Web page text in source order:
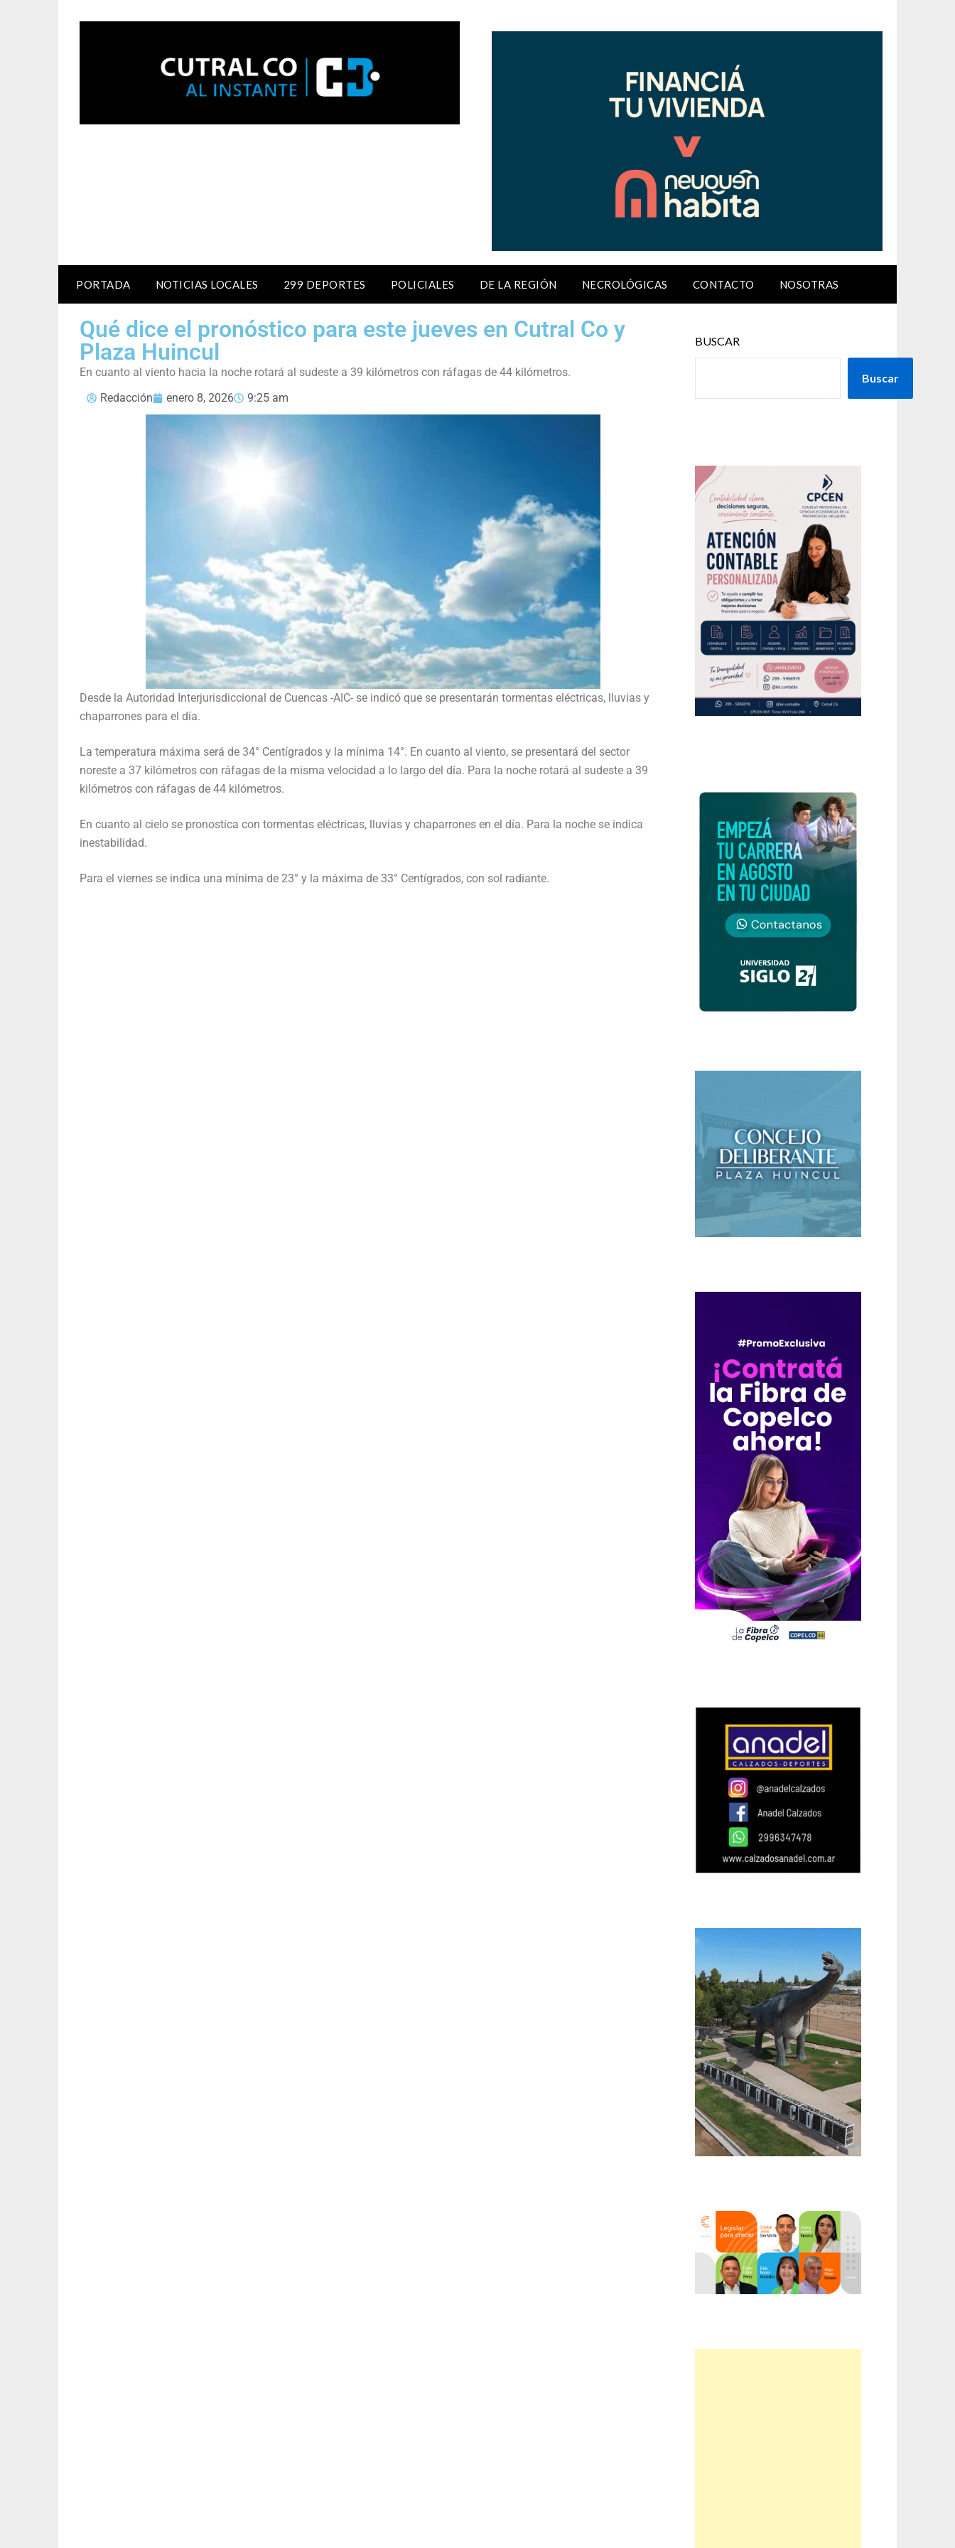
PORTADA NOTICIAS LOCALES 299 DEPORTES POLICIALES DE LA REGIÓN NECROLÓGICAS CONTACTO NOSOTRAS
Qué dice el pronóstico para este jueves en Cutral Co y
Plaza Huincul
En cuanto al viento hacia la noche rotará al sudeste a 39 kilómetros con ráfagas de 44 kilómetros.
Redacción
enero 8, 2026 9:25 am
Desde la Autoridad Interjurisdiccional de Cuencas -AIC- se indicó que se presentarán tormentas eléctricas, lluvias y
chaparrones para el día.
La temperatura máxima será de 34° Centígrados y la mínima 14°. En cuanto al viento, se presentará del sector
noreste a 37 kilómetros con ráfagas de la misma velocidad a lo largo del día. Para la noche rotará al sudeste a 39
kilómetros con ráfagas de 44 kilómetros.
En cuanto al cielo se pronostica con tormentas eléctricas, lluvias y chaparrones en el día. Para la noche se indica
inestabilidad.
Para el viernes se indica una mínima de 23° y la máxima de 33° Centígrados, con sol radiante.
BUSCAR
Buscar